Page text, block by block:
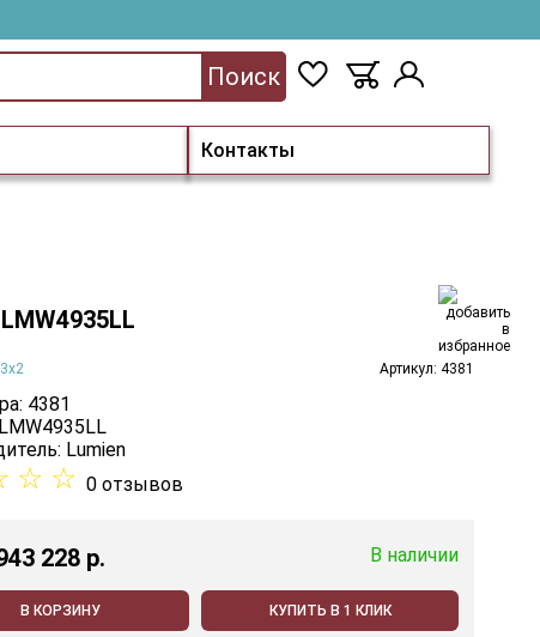
Контакты
Поиск
Артикул: 4381
4381
Lumien
☆ ☆ 0 отзывов
228 p. В наличии
В КОРЗИНУ КУПИТЬ В 1 КЛИК